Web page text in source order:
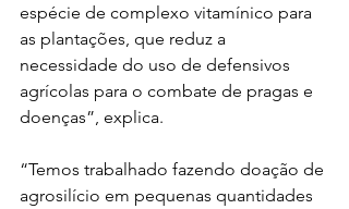
espécie de complexo vitamínico para
as plantações, que reduz a
necessidade do uso de defensivos
agrícolas para o combate de pragas e
doenças”, explica.
“Temos trabalhado fazendo doação de
agrosilício em pequenas quantidades